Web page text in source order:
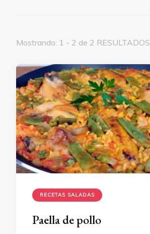
Mostrando: 1 - 2 de 2 RESULTADOS
RECETAS SALADAS
Paella de pollo